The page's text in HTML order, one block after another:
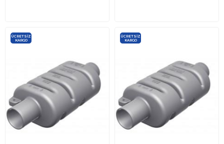
ÜCRETSIZ
KARGO
ÜCRETSIZ
KARGO